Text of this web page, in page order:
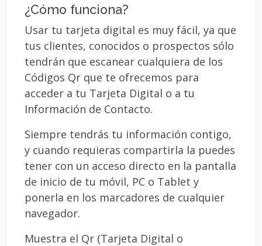
¿Cómo funciona?
Usar tu tarjeta digital es muy fácil, ya que
tus clientes, conocidos o prospectos sólo
tendrán que escanear cualquiera de los
Códigos Qr que te ofrecemos para
acceder a tu Tarjeta Digital o a tu
Información de Contacto.
Siempre tendrás tu información contigo,
y cuando requieras compartirla la puedes
tener con un acceso directo en la pantalla
de inicio de tu móvil, PC o Tablet y
ponerla en los marcadores de cualquier
navegador.
Muestra el Qr (Tarjeta Digital o